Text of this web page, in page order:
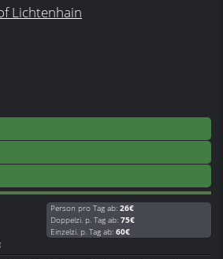
Lichtenhain
Person pro Tag ab: 26€
Doppelzi. p. Tag ab: 75€
Einzelzi. p. Tag ab: 60€